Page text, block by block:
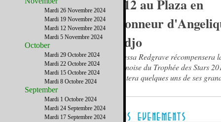
2012 au Plaza en
l'honneur
Kidjo
Vanessa Redgrave récompensera
Béninoise du Trophée des Stars
chantera quelques uns de ses
Mardi 26 Novembre 2024
Mardi 19 Novembre 2024
Mardi 12 Novembre 2024
Mardi 5 Novembre 2024
October
Mardi 29 Octobre 2024
Mardi 22 Octobre 2024
Mardi 15 Octobre 2024
Mardi 8 Octobre 2024
September
Mardi 1 Octobre 2024
Mardi 24 Septembre 2024
Mardi 17 Septembre 2024